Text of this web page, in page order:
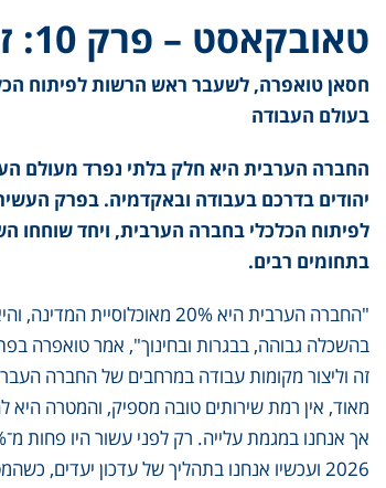
טאובקאסט – פרק 10: זמן לעשות יותר
חסאן טואפרה, לשעבר ראש הרשות לפיתוח
בעולם העבודה
החברה הערבית היא חלק בלתי נפרד מעולם
יהודים בדרכם בעבודה ובאקדמיה. בפרק
לפיתוח הכלכלי בחברה הערבית, ויחד
בתחומים רבים.
"החברה הערבית היא 20%
בהשכלה גבוהה, בבגרות ובחינוך", אמר טואפרה
זה וליצור מקומות עבודה במרחבים של החברה
מאוד, אין רמת שירותים טובה מספיק, והמטרה
2026 ועכשיו אנחנו בתהליך של עדכון יעדים, כשהמטרה היא העלאת יעדים לשנת 2035 ולסגור כמה שיותר את הפער מנשים יהודיות".